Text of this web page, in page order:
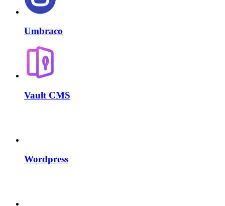
Umbraco
Vault CMS
Wordpress